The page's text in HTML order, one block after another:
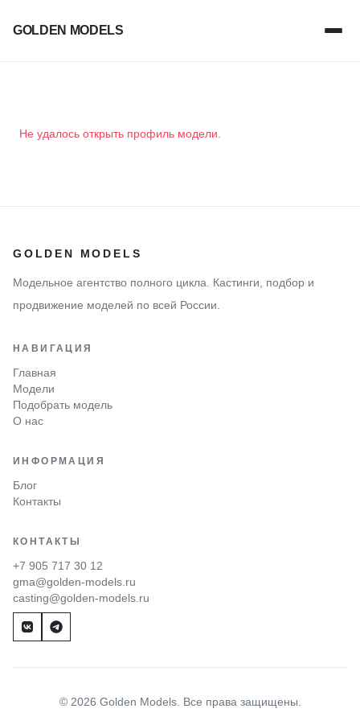
GOLDEN MODELS
Не удалось открыть профиль модели.
GOLDEN MODELS
Модельное агентство полного цикла. Кастинги, подбор и
продвижение моделей по всей России.
НАВИГАЦИЯ
Главная
Модели
Подобрать модель
О нас
ИНФОРМАЦИЯ
Блог
Контакты
КОНТАКТЫ
+7 905 717 30 12
gma@golden-models.ru
casting@golden-models.ru
© 2026 Golden Models. Все права защищены.